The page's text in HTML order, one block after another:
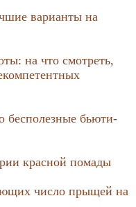
варианты на
на что смотреть,
бесполезные бьюти-
красной помады
число прыщей на